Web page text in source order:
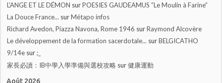
L'ANGE ET LE DÉMON surPOESIES GAUDEAMUS ”Le Moulin à Farine”
La Douce France... surMétapo infos
Richard Avedon, Piazza Navona, Rome 1946 surRaymond Alcovère
Le développement de la formation sacerdotale... surBELGICATHO
9/14e sur;_
家長必讀：IB中學入學準備與選校攻略 sur健康運動
Août 2026